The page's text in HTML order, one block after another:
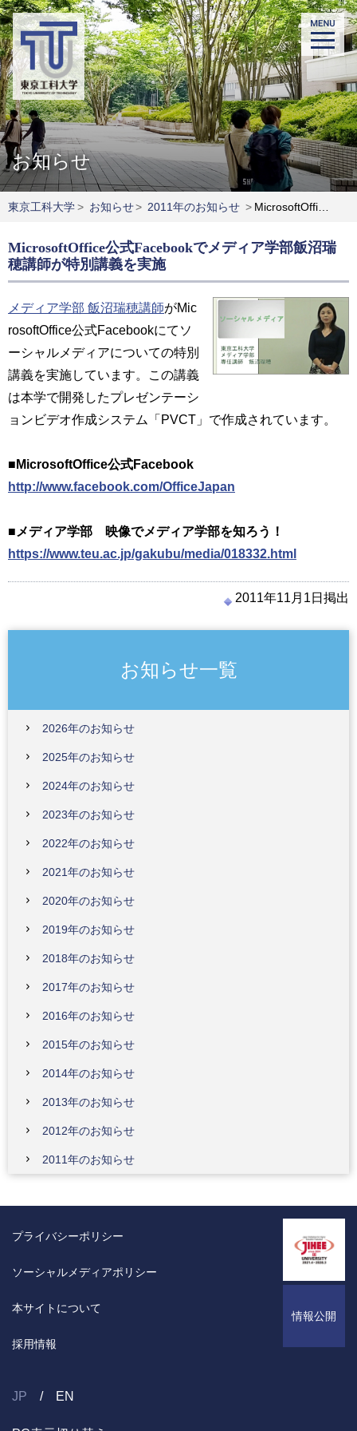
お知らせ
東京工科大学> お知らせ> 2011年のお知らせ > MicrosoftOffice公式Facebookでメディア学部飯沼瑞穂講師が特別講義を実施
MicrosoftOffice公式Facebookでメディア学部飯沼瑞
穂講師が特別講義を実施
メディア学部 飯沼瑞穂講師がMic
rosoftOffice公式Facebookにてソ
ーシャルメディアについての特別
講義を実施しています。この講義
は本学で開発したプレゼンテーシ
ョンビデオ作成システム「PVCT」で作成されています。
■MicrosoftOffice公式Facebook
http://www.facebook.com/OfficeJapan
■メディア学部 映像でメディア学部を知ろう！
https://www.teu.ac.jp/gakubu/media/018332.html
2011年11月1日掲出
お知らせ一覧
2026年のお知らせ
2025年のお知らせ
2024年のお知らせ
2023年のお知らせ
2022年のお知らせ
2021年のお知らせ
2020年のお知らせ
2019年のお知らせ
2018年のお知らせ
2017年のお知らせ
2016年のお知らせ
2015年のお知らせ
2014年のお知らせ
2013年のお知らせ
2012年のお知らせ
2011年のお知らせ
情報公開
プライバシーポリシー
ソーシャルメディアポリシー
本サイトについて
採用情報
JP EN